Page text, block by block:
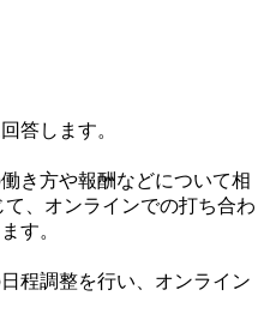
答します。
き方や報酬などについて相
、オンラインでの打ち合わ
す。
程調整を行い、オンライン